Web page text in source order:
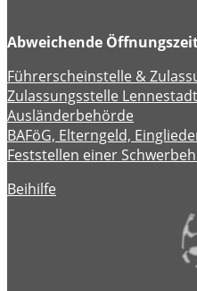
Abweichende
Führerscheinstelle &
Zulassungsstelle Lennestadt
Ausländerbehörde
BAFöG, Elterngeld,
Feststellen einer
Beihilfe